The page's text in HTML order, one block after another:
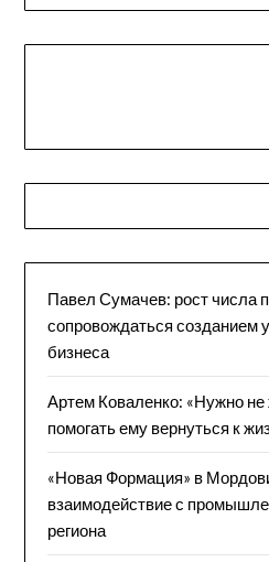
Павел Сумачев: рост числа
сопровождаться созданием
бизнеса
Артем Коваленко: «Нужно не
помогать ему вернуться к
«Новая Формация» в
взаимодействие с
региона